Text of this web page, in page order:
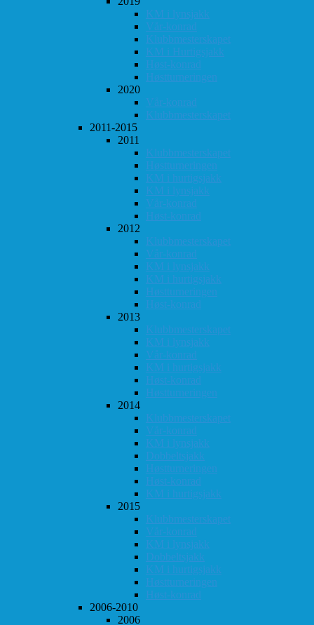
KM i lynsjakk
Vår-konrad
Klubbmesterskapet
KM i Hurtigsjakk
Høst-konrad
Høstturneringen
2020
Vår-konrad
Klubbmesterskapet
2011-2015
2011
Klubbmesterskapet
Høstturneringen
KM i hurtigsjakk
KM i lynsjakk
Vår-konrad
Høst-konrad
2012
Klubbmesterskapet
Vår-konrad
KM i lynsjakk
KM i hurtigsjakk
Høstturneringen
Høst-konrad
2013
Klubbmesterskapet
KM i lynsjakk
Vår-konrad
KM i hurtigsjakk
Høst-konrad
Høstturneringen
2014
Klubbmesterskapet
Vår-konrad
KM i lynsjakk
Dobbeltsjakk
Høstturneringen
Høst-konrad
KM i hurtigsjakk
2015
Klubbmesterskapet
Vår-konrad
KM i lynsjakk
Dobbeltsjakk
KM i hurtigsjakk
Høstturneringen
Høst-konrad
2006-2010
2006